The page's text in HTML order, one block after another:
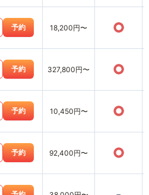
予約 18,200円〜 ○
予約 327,800円〜 ○
予約 10,450円〜 ○
予約 92,400円〜 ○